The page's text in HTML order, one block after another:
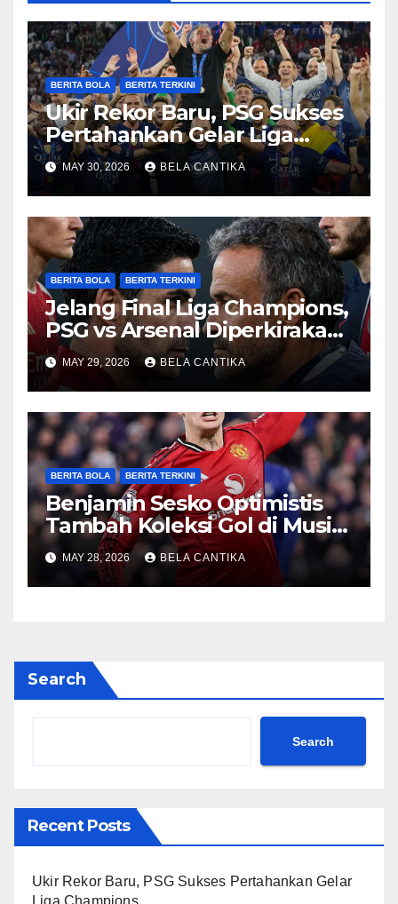
BERITA BOLA BERITA TERKINI
Ukir Rekor Baru, PSG Sukses
Pertahankan Gelar Liga
Champions
MAY 30, 2026 BELA CANTIKA
BERITA BOLA BERITA TERKINI
Jelang Final Liga Champions,
PSG vs Arsenal Diperkirakan
Sengit
MAY 29, 2026 BELA CANTIKA
BERITA BOLA BERITA TERKINI
Benjamin Sesko Optimistis
Tambah Koleksi Gol di Musim
2026/27
MAY 28, 2026 BELA CANTIKA
Search
Search
Recent Posts
Ukir Rekor Baru, PSG Sukses Pertahankan Gelar